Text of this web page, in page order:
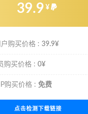
39.9 ¥
购买价格 : 39.9¥
购买价格 : 0¥
购买价格 : 免费
点击检测下载链接